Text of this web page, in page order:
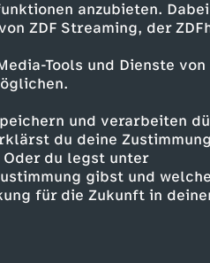
anzubieten. Dabei
ZDF Streaming, der
Tools und Dienste von
und verarbeiten
du deine
du legst unter
gibst und
für die Zukunft in